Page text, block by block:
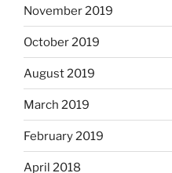
November 2019
October 2019
August 2019
March 2019
February 2019
April 2018